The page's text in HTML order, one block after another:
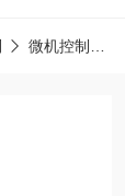
微机控制液压弯曲试验机